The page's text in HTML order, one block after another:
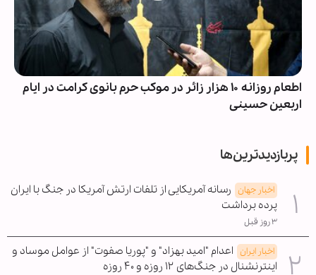
اطعام روزانه ۱۰ هزار زائر در موکب حرم بانوی کرامت در ایام
اربعین حسینی
پربازدیدترین‌ها
اخبار جهان رسانه آمریکایی از تلفات ارتش آمریکا در جنگ با ایران
پرده برداشت
۳ روز قبل
اخبار ایران اعدام "امید بهزاد" و "پوریا صفوت" از عوامل موساد و
اینترنشنال در جنگ‌های ۱۲ روزه و ۴۰ روزه